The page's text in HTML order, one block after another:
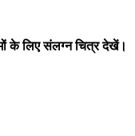
के लिए संलग्न चित्र देखें।